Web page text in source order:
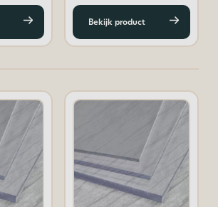
Bekijk product